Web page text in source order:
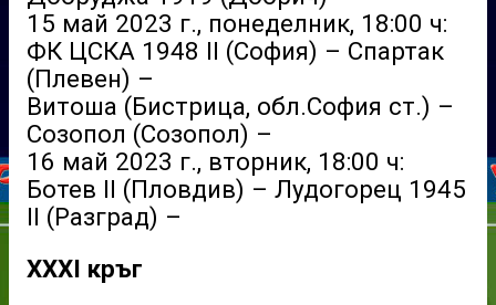
15 май 2023 г., понеделник, 18:00 ч:
ФК ЦСКА 1948 II (София) – Спартак
(Плевен) –
Витоша (Бистрица, обл.София ст.) –
Созопол (Созопол) –
16 май 2023 г., вторник, 18:00 ч:
Ботев II (Пловдив) – Лудогорец 1945
II (Разград) –
XXXI кръг